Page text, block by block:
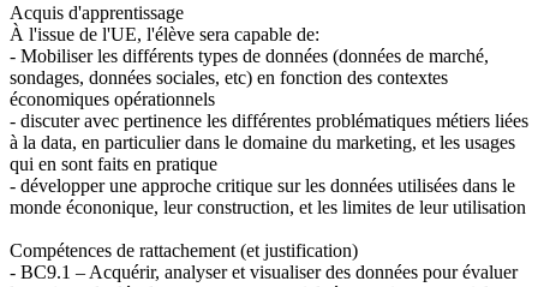
Acquis d'apprentissage
À l'issue de l'UE, l'élève sera capable de:
- Mobiliser les différents types de données (données de marché,
sondages, données sociales, etc) en fonction des contextes
économiques opérationnels
- discuter avec pertinence les différentes problématiques métiers liées
à la data, en particulier dans le domaine du marketing, et les usages
qui en sont faits en pratique
- développer une approche critique sur les données utilisées dans le
monde écononique, leur construction, et les limites de leur utilisation
Compétences de rattachement (et justification)
- BC9.1 – Acquérir, analyser et visualiser des données pour évaluer